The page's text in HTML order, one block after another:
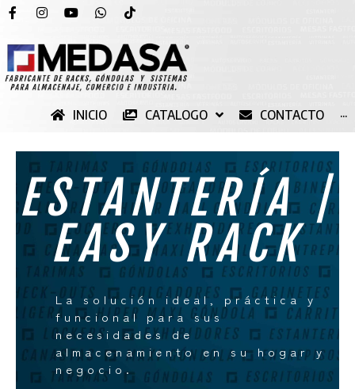
INICIO CATALOGO CONTACTO ···
ESTANTERÍA |
EASY RACK
La solución ideal, práctica y
funcional para sus
necesidades de
almacenamiento en su hogar y
negocio.